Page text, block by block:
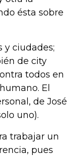
ésta sobre
y ciudades;
de city
todos en
El
de José
uno).
trabajar un
pues